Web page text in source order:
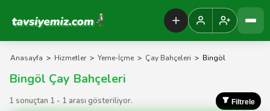
Tavsiyemiz Anasayfa
Anasayfa > Hizmetler > Yeme-İçme > Çay Bahçeleri > Bingöl
Bingöl Çay Bahçeleri
1 sonuçtan 1 - 1 arası gösteriliyor. Filtrele